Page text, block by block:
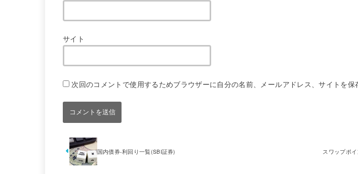
サイト
次回のコメントで使用するためブラウザーに自分の名前、メールアドレス、サイトを保
国内債券-利回り一覧(SBI証券) スワップポ